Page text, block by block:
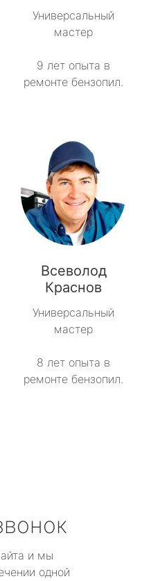
Универсальный
мастер
9 лет опыта в
ремонте бензопил.
Всеволод
Краснов
Универсальный
мастер
8 лет опыта в
ремонте бензопил.
и мы
одной